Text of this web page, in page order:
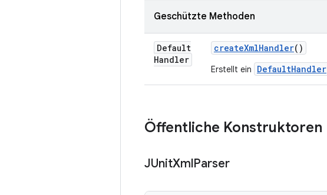
Geschützte Methoden
Default
Handler
createXmlHandler()
Erstellt ein DefaultHandler
Öffentliche Konstruktoren
JUnitXmlParser